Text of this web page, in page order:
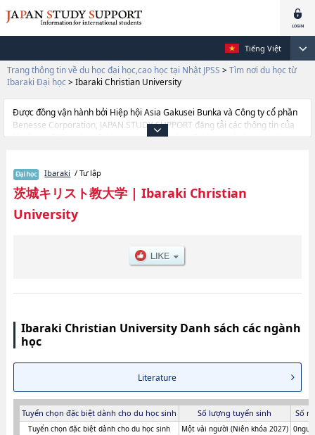
Tiếng Việt
Trang thông tin về du học đại học,cao học tại Nhật JPSS > Tìm nơi du học từ
Ibaraki Đại học > Ibaraki Christian University
Được đồng vận hành bởi Hiệp hội Asia Gakusei Bunka và Công ty cổ phần
Benesse Corporation, JAPAN STUDY SUPPORT đăng tải các thông tin của
khoảng 1.300 trường đại học, cao học, trường đại học ngắn hạn, trường
thông tin cần thiết dành cho du học sinh, như là về các Ngành
LiteraturehoặcNgành Life SciencehoặcNgành Business Administration,
thông tin về từng ngành học, thông tin liên quan đến thi tuyển như số
lượng tuyển sinh, số lượng trúng tuyển, cở sở trang thiết bị, hướng dẫn địa
Ibaraki / Tư lập
茨城キリスト教大学| Ibaraki Christian
University
Ibaraki Christian University Danh sách các ngành
học
Literature
Tuyển chọn đặc biệt dành cho du học sinh Số lượng tuyển sinh Số
Tuyển chọn đặc biệt dành cho du học sinh Một vài người (Niên khóa 2027)